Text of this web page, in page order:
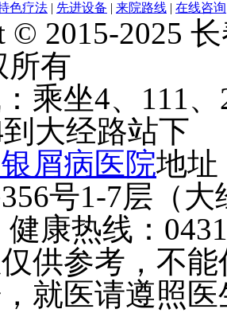
色疗法 | 先进设备 | 来院路线 | 在线咨询
© 2015-2025
所有
乘坐4、111、
大经路站下
屑病医院地址
号1-7层（
康热线：
供参考，不
就医请遵照医